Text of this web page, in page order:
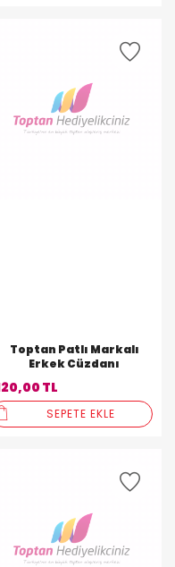
Toptan Patlı Markalı
Erkek Cüzdanı
TL
SEPETE EKLE